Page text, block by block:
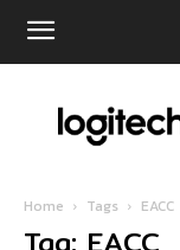
Home Tags EACC